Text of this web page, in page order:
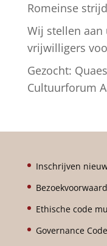
Romeinse
Wij stellen aan
vrijwilligers
Gezocht:
Cultuurforum
Inschrijven
Ethische code
Governance